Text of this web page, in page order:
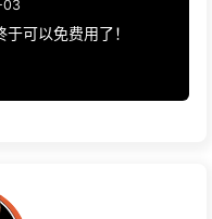
可以免费用了！